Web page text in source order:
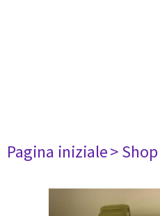
Pagina iniziale> Shop